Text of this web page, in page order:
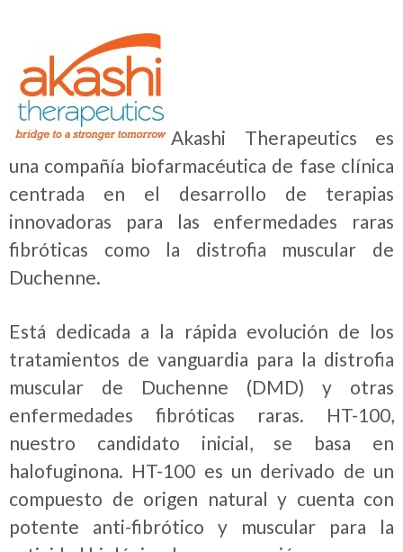
Akashi Therapeutics es
una compañía biofarmacéutica de fase clínica
centrada en el desarrollo de terapias
innovadoras para las enfermedades raras
fibróticas como la distrofia muscular de
Duchenne.
Está dedicada a la rápida evolución de los
tratamientos de vanguardia para la distrofia
muscular de Duchenne (DMD) y otras
enfermedades fibróticas raras. HT-100,
nuestro candidato inicial, se basa en
halofuginona. HT-100 es un derivado de un
compuesto de origen natural y cuenta con
potente anti-fibrótico y muscular para la